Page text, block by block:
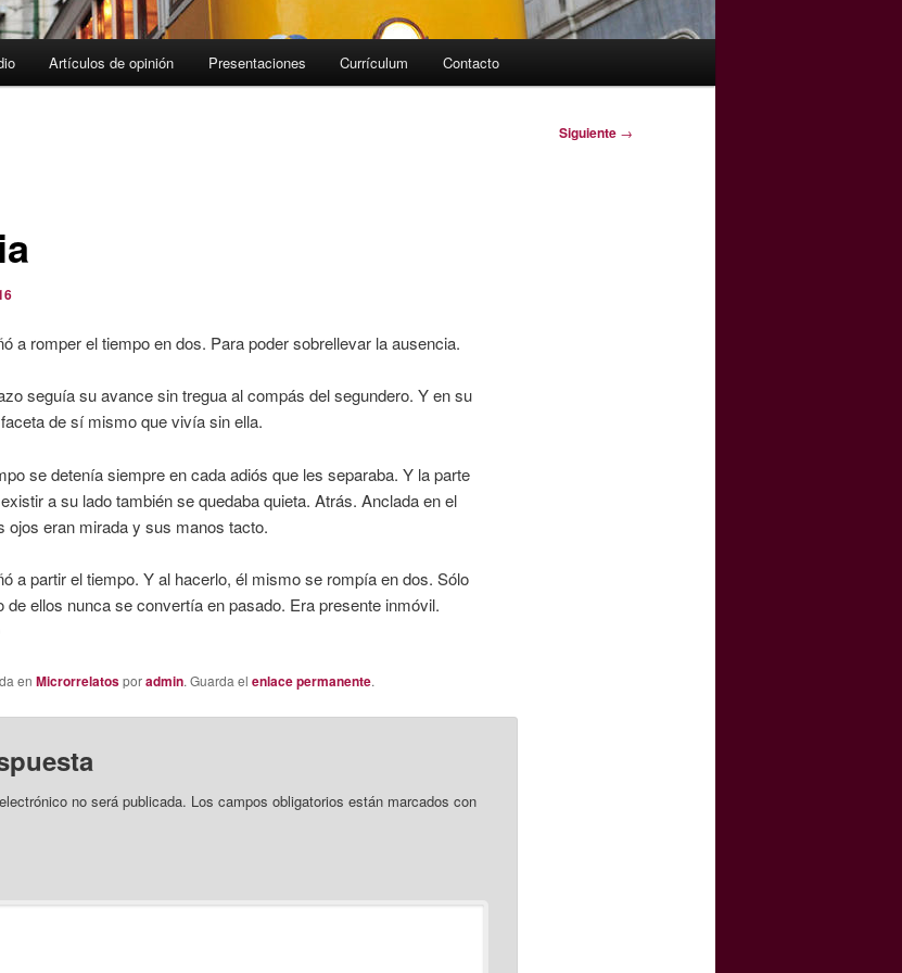
Artículos de opinión Presentaciones Currículum Contacto
Siguiente →
a romper el tiempo en dos. Para poder sobrellevar la ausencia.
seguía su avance sin tregua al compás del segundero. Y en su
de sí mismo que vivía sin ella.
se detenía siempre en cada adiós que les separaba. Y la parte
a su lado también se quedaba quieta. Atrás. Anclada en el
ojos eran mirada y sus manos tacto.
a partir el tiempo. Y al hacerlo, él mismo se rompía en dos. Sólo
de ellos nunca se convertía en pasado. Era presente inmóvil.
en Microrrelatosporadmin. Guarda el enlace permanente.
no será publicada. Los campos obligatorios están marcados con